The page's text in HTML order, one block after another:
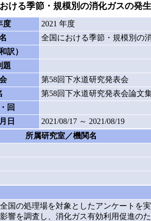
ける季節・規模別の消化ガスの発
度
2021 年度
全国における季節・規模別の
訳）
題
第58回下水道研究発表会
第58回下水道研究発表会論文
回
日
2021/08/17 ～ 2021/08/19
所属研究室／機関名
国の処理場を対象としたアンケートを
響を調査し、消化ガス有効利用促進の